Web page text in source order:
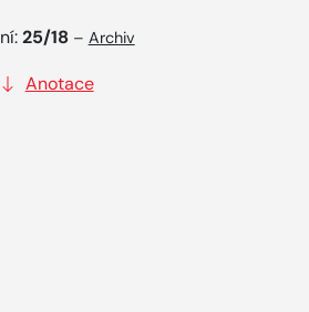
25/18 – Archiv
Anotace